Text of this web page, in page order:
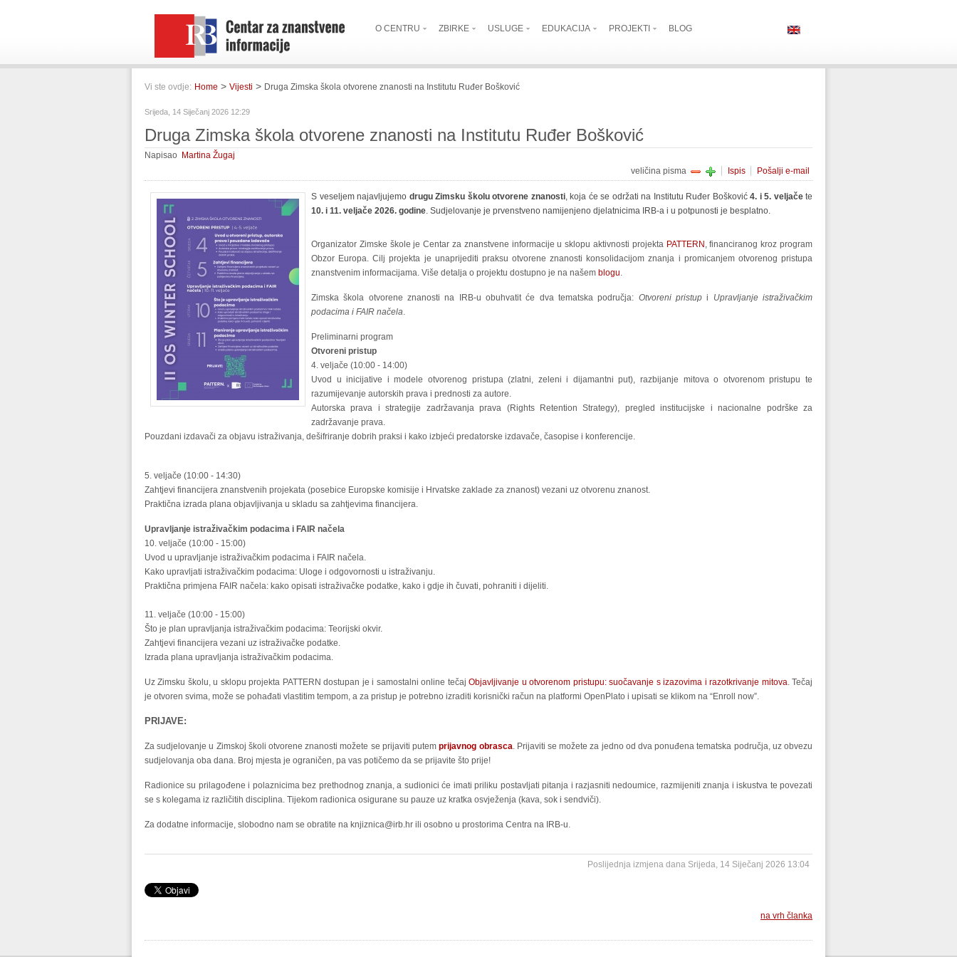
O CENTRU ZBIRKE USLUGE EDUKACIJA PROJEKTI BLOG
Vi ste ovdje: Home > Vijesti > Druga Zimska škola otvorene znanosti na Institutu Ruđer Bošković
Srijeda, 14 Siječanj 2026 12:29
Druga Zimska škola otvorene znanosti na Institutu Ruđer Bošković
Napisao Martina Žugaj
veličina pisma
Ispis Pošalji e-mail
S veseljem najavljujemo drugu Zimsku školu otvorene znanosti, koja će se održati na Institutu Ruđer Bošković 4. i 5. veljačete
10. i 11. veljače 2026. godine. Sudjelovanje je prvenstveno namijenjeno djelatnicima IRB-a i u potpunosti je besplatno.
Organizator Zimske škole je Centar za znanstvene informacije u sklopu aktivnosti projekta PATTERN , financiranog kroz program
Obzor Europa. Cilj projekta je unaprijediti praksu otvorene znanosti konsolidacijom znanja i promicanjem otvorenog pristupa
znanstvenim informacijama. Više detalja o projektu dostupno je na našem blogu.
Zimska škola otvorene znanosti na IRB-u obuhvatit će dva tematska područja: Otvoreni pristup i Upravljanje istraživačkim
podacima i FAIR načela.
Preliminarni program
Otvoreni pristup
4. veljače (10:00 - 14:00)
Uvod u inicijative i modele otvorenog pristupa (zlatni, zeleni i dijamantni put), razbijanje mitova o otvorenom pristupu te
razumijevanje autorskih prava i prednosti za autore.
Autorska prava i strategije zadržavanja prava (Rights Retention Strategy), pregled institucijske i nacionalne podrške za
zadržavanje prava.
Pouzdani izdavači za objavu istraživanja, dešifriranje dobrih praksi i kako izbjeći predatorske izdavače, časopise i konferencije.
5. veljače (10:00 - 14:30)
Zahtjevi financijera znanstvenih projekata (posebice Europske komisije i Hrvatske zaklade za znanost) vezani uz otvorenu znanost.
Praktična izrada plana objavljivanja u skladu sa zahtjevima financijera.
Upravljanje istraživačkim podacima i FAIR načela
10. veljače (10:00 - 15:00)
Uvod u upravljanje istraživačkim podacima i FAIR načela.
Kako upravljati istraživačkim podacima: Uloge i odgovornosti u istraživanju.
Praktična primjena FAIR načela: kako opisati istraživačke podatke, kako i gdje ih čuvati, pohraniti i dijeliti.
11. veljače (10:00 - 15:00)
Što je plan upravljanja istraživačkim podacima: Teorijski okvir.
Zahtjevi financijera vezani uz istraživačke podatke.
Izrada plana upravljanja istraživačkim podacima.
Uz Zimsku školu, u sklopu projekta PATTERN dostupan je i samostalni online tečajObjavljivanje u otvorenom pristupu: suočavanje s izazovima i razotkrivanje mitova. Tečaj
je otvoren svima, može se pohađati vlastitim tempom, a za pristup je potrebno izraditi korisnički račun na platformi OpenPlato i upisati se klikom na “Enroll now”.
PRIJAVE:
Za sudjelovanje u Zimskoj školi otvorene znanosti možete se prijaviti putem prijavnog obrasca. Prijaviti se možete za jedno od dva ponuđena tematska područja, uz obvezu
sudjelovanja oba dana. Broj mjesta je ograničen, pa vas potičemo da se prijavite što prije!
Radionice su prilagođene i polaznicima bez prethodnog znanja, a sudionici će imati priliku postavljati pitanja i razjasniti nedoumice, razmijeniti znanja i iskustva te povezati
se s kolegama iz različitih disciplina. Tijekom radionica osigurane su pauze uz kratka osvježenja (kava, sok i sendviči).
Za dodatne informacije, slobodno nam se obratite na knjiznica@irb.hr ili osobno u prostorima Centra na IRB-u.
Poslijednja izmjena dana Srijeda, 14 Siječanj 2026 13:04
na vrh članka